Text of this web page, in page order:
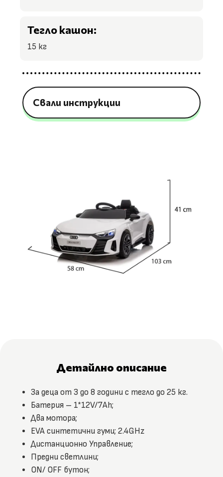
Тегло кашон:
15 кг
Свали инструкции
Детайлно описание
За деца от 3 до 8 години с тегло до 25 кг.
Батерия – 1*12V/7Ah;
Два мотора;
EVA синтетични гуми; 2.4GHz
Дистанционно Управление;
Предни светлини;
ON/ OFF бутон;